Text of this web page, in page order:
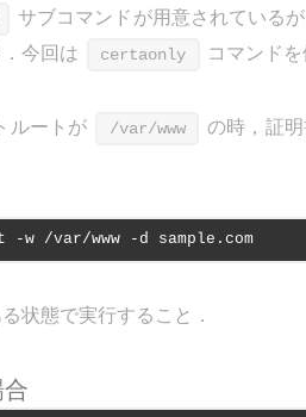
サブコマンドが用意されている
今回は certaonly コマンドを
ルートが /var/www
の時，証
/var/www -d sample.com
状態で実行すること．